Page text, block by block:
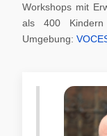
Workshops mit
als 400
Umgebung: